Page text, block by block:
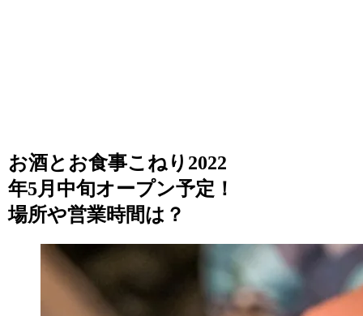
お酒とお食事こねり2022
年5月中旬オープン予定！
場所や営業時間は？